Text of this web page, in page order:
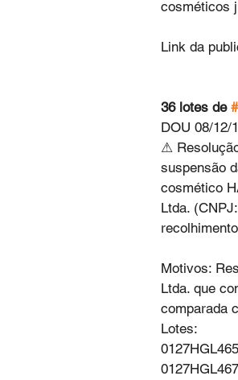
cosméticos
Link da
36 lotes de
DOU 08/12/
⚠
suspensão
cosmético
Ltda.
Motivos:
Ltda. que
comparada
Lotes: